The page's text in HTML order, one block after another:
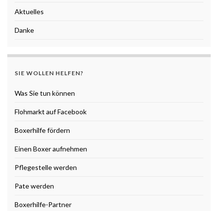
Aktuelles
Danke
SIE WOLLEN HELFEN?
Was Sie tun können
Flohmarkt auf Facebook
Boxerhilfe fördern
Einen Boxer aufnehmen
Pflegestelle werden
Pate werden
Boxerhilfe-Partner